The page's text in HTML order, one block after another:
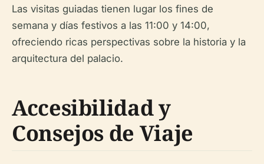
Las visitas guiadas tienen lugar los fines de
semana y días festivos a las 11:00 y 14:00,
ofreciendo ricas perspectivas sobre la historia y la
arquitectura del palacio.
Accesibilidad y
Consejos de Viaje